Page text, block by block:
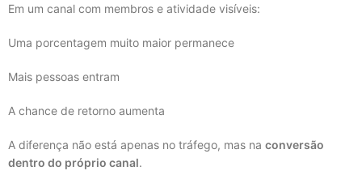
Em um canal com membros e atividade visíveis:
Uma porcentagem muito maior permanece
Mais pessoas entram
A chance de retorno aumenta
A diferença não está apenas no tráfego, mas na conversão
dentro do próprio canal.